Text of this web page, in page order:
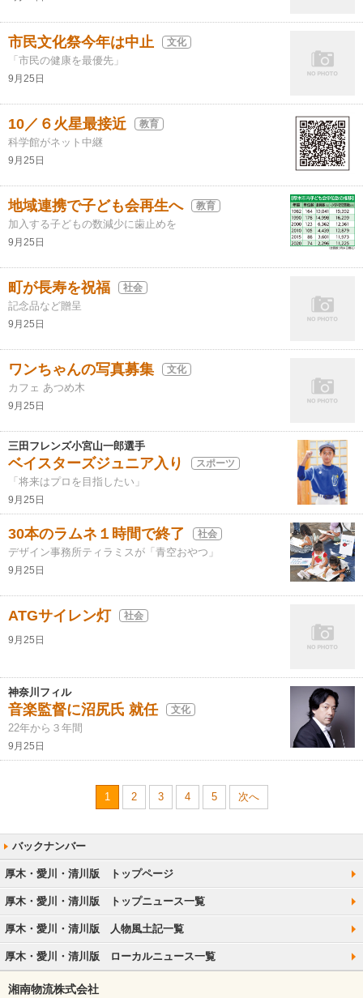
市民文化祭今年は中止 文化
「市民の健康を最優先」
9月25日
10／６火星最接近 教育
科学館がネット中継
9月25日
地域連携で子ども会再生へ 教育
加入する子どもの数減少に歯止めを
9月25日
町が長寿を祝福 社会
記念品など贈呈
9月25日
ワンちゃんの写真募集 文化
カフェ あつめ木
9月25日
三田フレンズ小宮山一郎選手
ベイスターズジュニア入り スポーツ
「将来はプロを目指したい」
9月25日
30本のラムネ１時間で終了 社会
デザイン事務所ティラミスが「青空おやつ」
9月25日
ATGサイレン灯 社会
9月25日
神奈川フィル
音楽監督に沼尻氏 就任 文化
22年から３年間
9月25日
1 2 3 4 5 次へ
厚木・愛川・清川版 トップページ
厚木・愛川・清川版 トップニュース一覧
厚木・愛川・清川版 人物風土記一覧
厚木・愛川・清川版 ローカルニュース一覧
湘南物流株式会社